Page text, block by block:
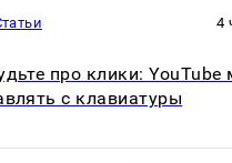
4
про клики:
с клавиатуры